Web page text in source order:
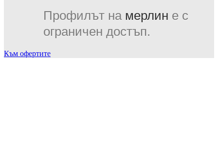
Профилът на мерлин е с
ограничен достъп.
Към офертите